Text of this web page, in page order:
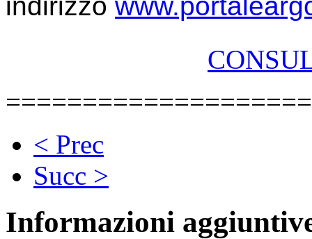
< Prec
Succ >
Informazioni